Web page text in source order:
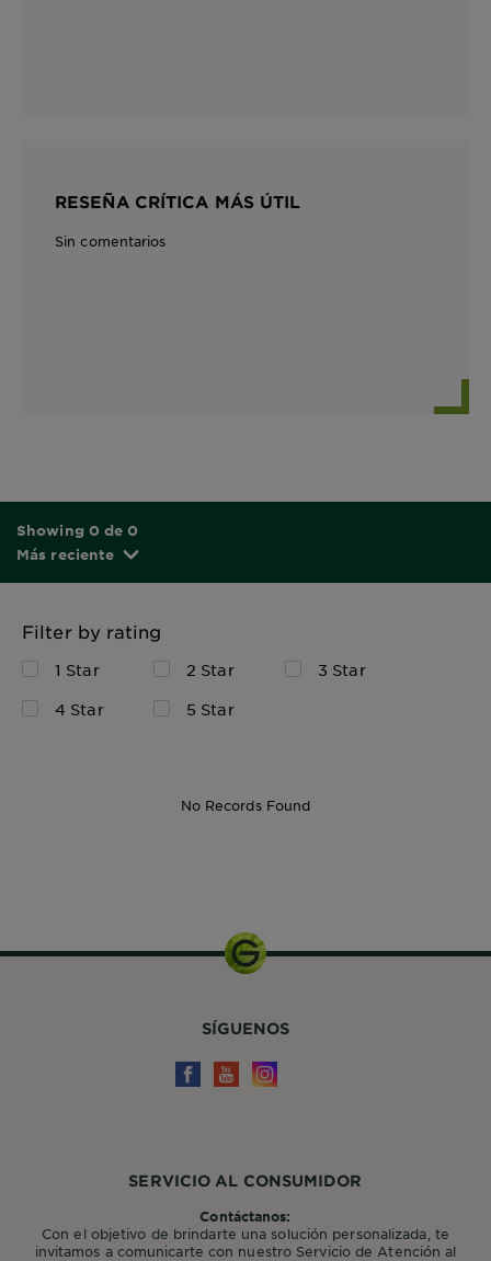
RESEÑA CRÍTICA MÁS ÚTIL
Sin comentarios
Showing 0 de 0
Más reciente
Filter by rating
1 Star 2 Star
3 Star
4 Star
5 Star
No Records Found
SERVICIO AL CONSUMIDOR
Contáctanos:
Con el objetivo de brindarte una solución personalizada, te
invitamos a comunicarte con nuestro Servicio de Atención al
SÍGUENOS